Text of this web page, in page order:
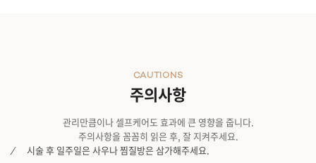
주의사항
CAUTIONS
관리만큼이나 셀프케어도 효과에 큰 영향을 줍니다.
주의사항을 꼼꼼히 읽은 후, 잘 지켜주세요.
시술 후 일주일은 사우나 찜질방은 삼가해주세요.